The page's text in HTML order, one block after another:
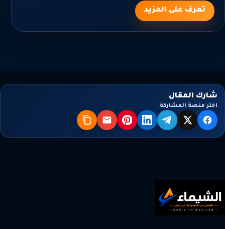
تعرف على المزيد
شارك المقال
اختر منصة المشاركة
فيسبوك
X تيليجراملينكدإنبنترستالبريد نسخ